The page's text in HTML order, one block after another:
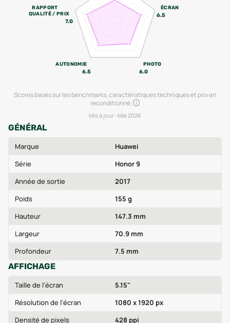
ÉCRAN
6.5
PHOTO
6.0
AUTONOMIE
6.5
RAPPORT
QUALITÉ / PRIX
7.0
Scores basés sur les benchmarks, caractéristiques techniques et prix en
reconditionné.
Mis à jour : Mai 2026
GÉNÉRAL
Marque
Huawei
Série
Honor 9
Année de sortie
2017
Poids
155 g
Hauteur
147.3 mm
Largeur
70.9 mm
Profondeur
7.5 mm
AFFICHAGE
Taille de l'écran
5.15"
Résolution de l'écran
1080 x 1920 px
Densité de pixels
428 ppi